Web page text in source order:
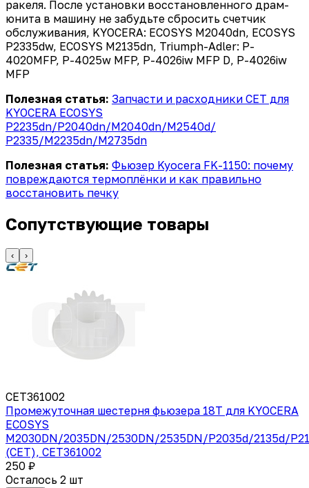
ракеля. После установки восстановленного драм-
юнита в машину не забудьте сбросить счетчик
обслуживания, KYOCERA: ECOSYS M2040dn, ECOSYS
P2335dw, ECOSYS M2135dn, Triumph-Adler: P-
4020MFP, P-4025w MFP, P-4026iw MFP D, P-4026iw
MFP
Полезная статья: Запчасти и расходники CET для
KYOCERA ECOSYS
P2235dn/P2040dn/M2040dn/M2540d/
P2335/M2235dn/M2735dn
Полезная статья: Фьюзер Kyocera FK-1150: почему
повреждаются термоплёнки и как правильно
восстановить печку
Сопутствующие товары
‹ ›
CET361002
Промежуточная шестерня фьюзера 18T для KYOCERA
ECOSYS
M2030DN/2035DN/2530DN/2535DN/P2035d/2135d/
(CET), CET361002
250 ₽
Осталось 2 шт